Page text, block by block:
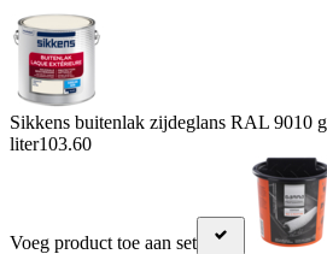
Sikkens buitenlak zijdeglans RAL 9010
liter103.60
Voeg product toe aan set